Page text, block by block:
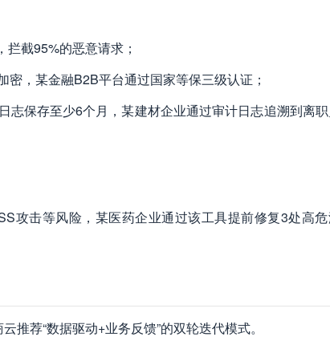
截95%的恶意请求；
，某金融B2B平台通过国家等保三级认证；
志保存至少6个月，某建材企业通过审计日志追溯到离
攻击等风险，某医药企业通过该工具提前修复3处高
推荐“数据驱动+业务反馈”的双轮迭代模式。